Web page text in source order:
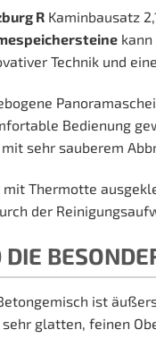
R Kaminbausatz
Technik und
Bedienung
sehr sauberem
Thermotte
der
ist
glatten, feinen